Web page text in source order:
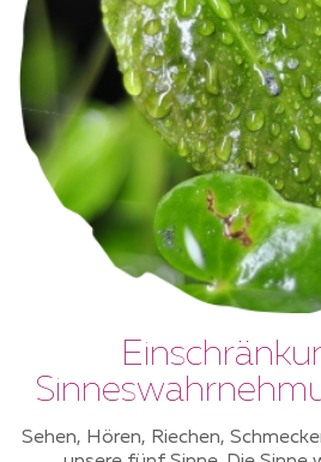
Sehen, Hören, Riechen,